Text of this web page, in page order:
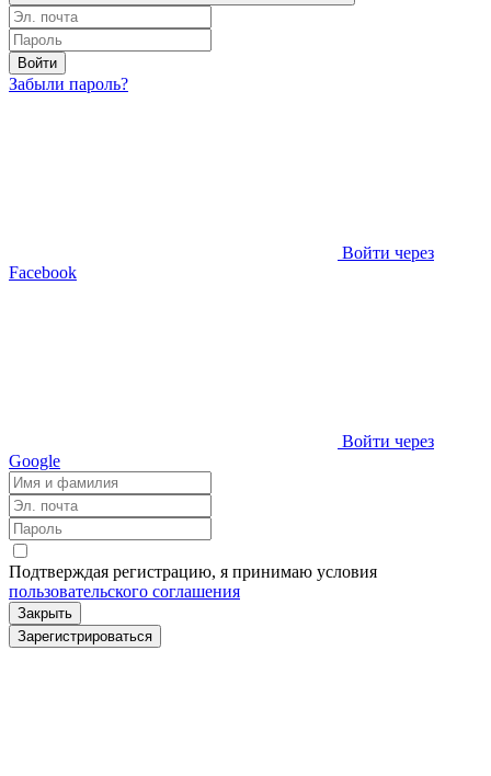
Войти
Забыли пароль?
Войти через
Facebook
Войти через
Google
Подтверждая регистрацию, я принимаю условия
пользовательского соглашения
Закрыть
Зарегистрироваться